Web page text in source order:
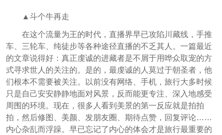
▲斗个牛再走
在这个流量为王的时代，直播界早已攻陷川藏线，手推
车、三轮车、纯徒步等各种途径直播的不乏其人。 一篇最近
的文章说得好： 真正虔诚的进藏者是不屑于用哗众取宠的方
式寻求世人的关注的。是的，最虔诚的人莫过于朝圣者，他
们根本不需要被关注。以前没有网络、手机，旅行大多时候
只是自己安安静静地面对风景，反而能更专注、深入地感受
周围的环境。现在，很多人看到美景的第一反应就是拍拍
拍，然后修图、美颜、发朋友圈、期待点赞，回复评论……
内心杂乱而浮躁。早已忘记了内心的体会才是旅行最重要的